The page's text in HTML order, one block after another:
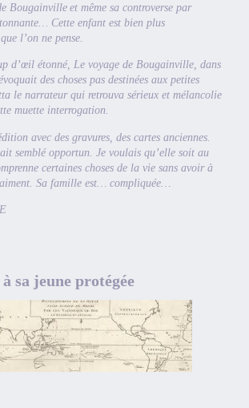
Bougainville et même sa controverse par
Cette enfant est bien plus
l’on ne pense.
d’œil étonné, Le voyage de Bougainville, dans
des choses pas destinées aux petites
le narrateur qui retrouva sérieux et mélancolie
muette interrogation.
avec des gravures, des cartes anciennes.
semblé opportun. Je voulais qu’elle soit au
certaines choses de la vie sans avoir à
Sa famille est… compliquée…
sa jeune protégée